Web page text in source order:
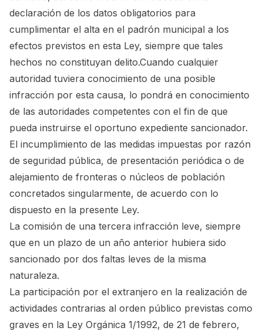
declaración de los datos obligatorios para
cumplimentar el alta en el padrón municipal a los
efectos previstos en esta Ley, siempre que tales
hechos no constituyan delito.Cuando cualquier
autoridad tuviera conocimiento de una posible
infracción por esta causa, lo pondrá en conocimiento
de las autoridades competentes con el fin de que
pueda instruirse el oportuno expediente sancionador.
El incumplimiento de las medidas impuestas por razón
de seguridad pública, de presentación periódica o de
alejamiento de fronteras o núcleos de población
concretados singularmente, de acuerdo con lo
dispuesto en la presente Ley.
La comisión de una tercera infracción leve, siempre
que en un plazo de un año anterior hubiera sido
sancionado por dos faltas leves de la misma
naturaleza.
La participación por el extranjero en la realización de
actividades contrarias al orden público previstas como
graves en la Ley Orgánica 1/1992, de 21 de febrero,